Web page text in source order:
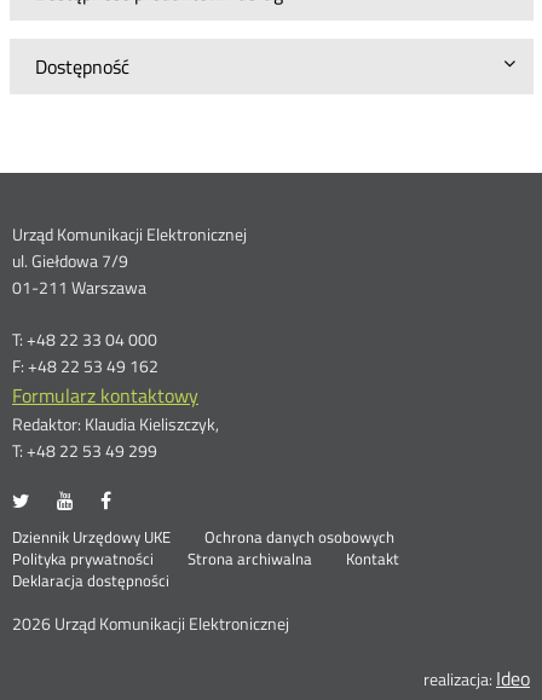
Dostępność
Dane
kontaktowe
Urząd Komunikacji Elektronicznej
ul. Giełdowa 7/9
01-211 Warszawa
T: +48 22 33 04 000
F: +48 22 53 49 162
Formularz kontaktowy
Redaktor: Klaudia Kieliszczyk,
T: +48 22 53 49 299
UKE
portalu
Twitter
Otwórz
nowym
oknie
UKE
portalu
Youtube
Otwórz
nowym
oknie
portalu
Facebook
nowym
oknie
Stopka
menu
Dziennik Urzędowy UKE Otwórz
Ochrona danych osobowych
Polityka prywatności
Otwórz
w
oknie
Strona archiwalna
Kontakt
Deklaracja dostępności
2026 Urząd Komunikacji Elektronicznej
realizacja: Ideo